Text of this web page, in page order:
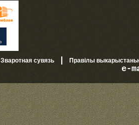
Зваротная сувязь|Правілы
e-